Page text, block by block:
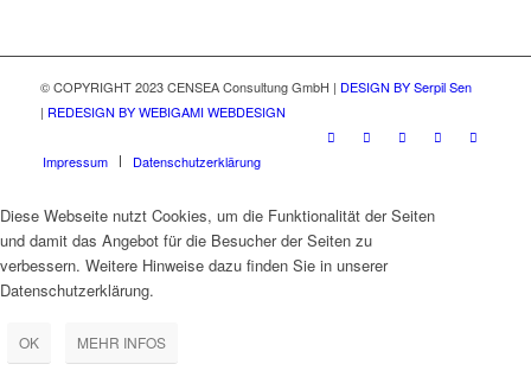
© COPYRIGHT 2023 CENSEA Consultung GmbH | DESIGN BY Serpil Sen
| REDESIGN BY WEBIGAMI WEBDESIGN
Impressum Datenschutzerklärung
Diese Webseite nutzt Cookies, um die Funktionalität der Seiten
und damit das Angebot für die Besucher der Seiten zu
verbessern. Weitere Hinweise dazu finden Sie in unserer
Datenschutzerklärung.
OK MEHR INFOS